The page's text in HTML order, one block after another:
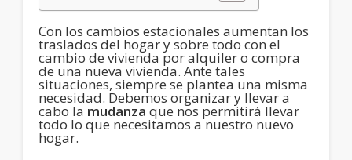
Con los cambios estacionales aumentan los
traslados del hogar y sobre todo con el
cambio de vivienda por alquiler o compra
de una nueva vivienda. Ante tales
situaciones, siempre se plantea una misma
necesidad. Debemos organizar y llevar a
cabo la mudanza que nos permitirá llevar
todo lo que necesitamos a nuestro nuevo
hogar.